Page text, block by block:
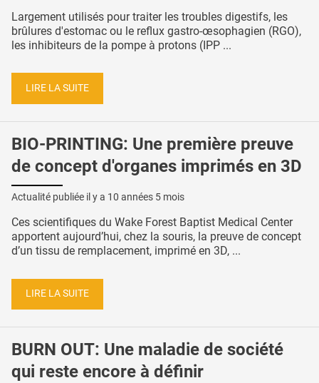
Largement utilisés pour traiter les troubles digestifs, les
brûlures d'estomac ou le reflux gastro-œsophagien (RGO),
les inhibiteurs de la pompe à protons (IPP ...
LIRE LA SUITE
BIO-PRINTING: Une première preuve
de concept d'organes imprimés en 3D
Actualité publiée il y a 10 années 5 mois
Ces scientifiques du Wake Forest Baptist Medical Center
apportent aujourd’hui, chez la souris, la preuve de concept
d’un tissu de remplacement, imprimé en 3D, ...
LIRE LA SUITE
BURN OUT: Une maladie de société
qui reste encore à définir